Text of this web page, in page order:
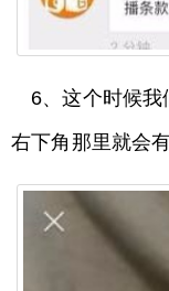
6、这个时候
右下角那里就会